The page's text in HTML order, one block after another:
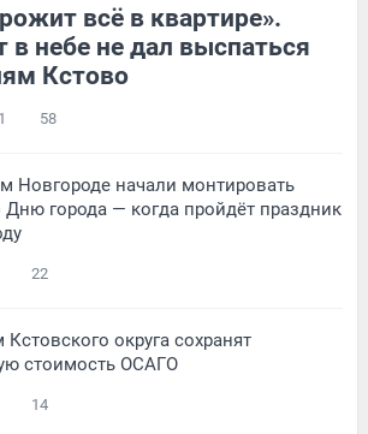
всё в квартире».
в небе не дал выспаться
Кстово
58
Новгороде начали монтировать
Дню города — когда пройдёт праздник
22
округа сохранят
стоимость ОСАГО
14